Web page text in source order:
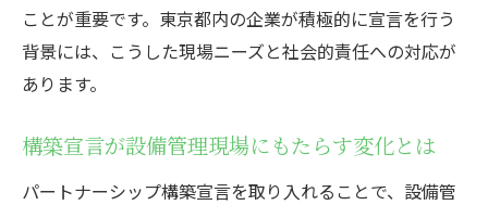
ことが重要です。東京都内の企業が積極的に宣言を行う
背景には、こうした現場ニーズと社会的責任への対応が
あります。
構築宣言が設備管理現場にもたらす変化とは
パートナーシップ構築宣言を取り入れることで、設備管